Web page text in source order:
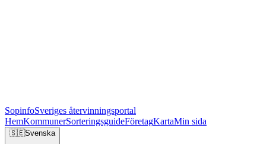
SopinfoSveriges återvinningsportal
HemKommunerSorteringsguideFöretagKartaMin sida
🇸🇪Svenska